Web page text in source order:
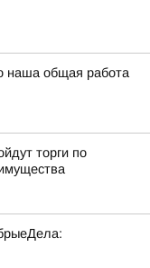
наша общая работа
торги по